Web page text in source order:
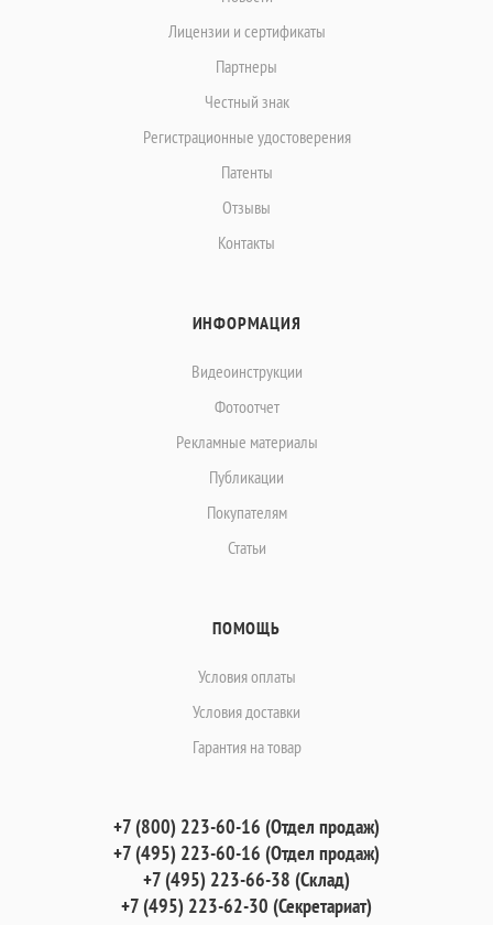
Лицензии и сертификаты
Партнеры
Честный знак
Регистрационные удостоверения
Патенты
Отзывы
Контакты
ИНФОРМАЦИЯ
Видеоинструкции
Фотоотчет
Рекламные материалы
Публикации
Покупателям
Статьи
ПОМОЩЬ
Условия оплаты
Условия доставки
Гарантия на товар
+7 (800) 223-60-16 (Отдел продаж)
+7 (495) 223-60-16 (Отдел продаж)
+7 (495) 223-66-38 (Склад)
+7 (495) 223-62-30 (Секретариат)